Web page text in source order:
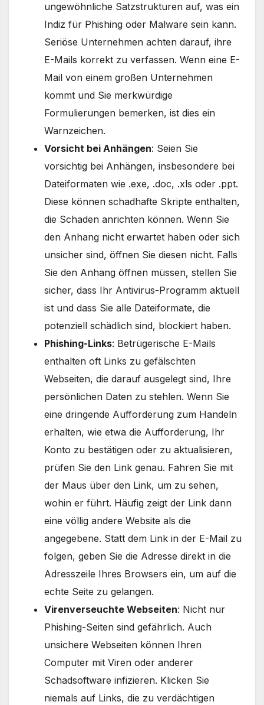
ungewöhnliche Satzstrukturen auf, was ein
Indiz für Phishing oder Malware sein kann.
Seriöse Unternehmen achten darauf, ihre
E-Mails korrekt zu verfassen. Wenn eine E-
Mail von einem großen Unternehmen
kommt und Sie merkwürdige
Formulierungen bemerken, ist dies ein
Warnzeichen.
Vorsicht bei Anhängen: Seien Sie
vorsichtig bei Anhängen, insbesondere bei
Dateiformaten wie .exe, .doc, .xls oder .ppt.
Diese können schadhafte Skripte enthalten,
die Schaden anrichten können. Wenn Sie
den Anhang nicht erwartet haben oder sich
unsicher sind, öffnen Sie diesen nicht. Falls
Sie den Anhang öffnen müssen, stellen Sie
sicher, dass Ihr Antivirus-Programm aktuell
ist und dass Sie alle Dateiformate, die
potenziell schädlich sind, blockiert haben.
Phishing-Links: Betrügerische E-Mails
enthalten oft Links zu gefälschten
Webseiten, die darauf ausgelegt sind, Ihre
persönlichen Daten zu stehlen. Wenn Sie
eine dringende Aufforderung zum Handeln
erhalten, wie etwa die Aufforderung, Ihr
Konto zu bestätigen oder zu aktualisieren,
prüfen Sie den Link genau. Fahren Sie mit
der Maus über den Link, um zu sehen,
wohin er führt. Häufig zeigt der Link dann
eine völlig andere Website als die
angegebene. Statt dem Link in der E-Mail zu
folgen, geben Sie die Adresse direkt in die
Adresszeile Ihres Browsers ein, um auf die
echte Seite zu gelangen.
Virenverseuchte Webseiten: Nicht nur
Phishing-Seiten sind gefährlich. Auch
unsichere Webseiten können Ihren
Computer mit Viren oder anderer
Schadsoftware infizieren. Klicken Sie
niemals auf Links, die zu verdächtigen